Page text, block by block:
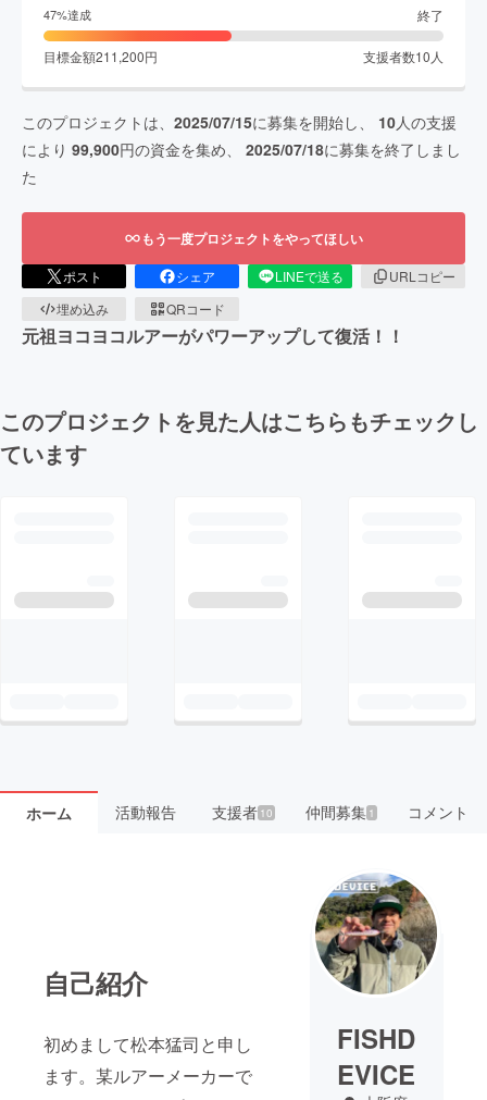
47%達成 終了
目標金額211,200円 支援者数10 人
このプロジェクトは、 2025/07/15に募集を開始し、 10人の支援
により 99,900円の資金を集め、 2025/07/18に募集を終了しまし
た
もう一度プロジェクトをやってほしい
ポスト シェア LINEで送る
URLコピー
埋め込み
QRコード
元祖ヨコヨコルアーがパワーアップして復活！！
このプロジェクトを見た人はこちらもチェックし
ています
ホーム 活動報告 支援者 10 仲間募集 1 コメント
自己紹介
初めまして松本猛司と申し
ます。某ルアーメーカーで
FISHD
EVICE